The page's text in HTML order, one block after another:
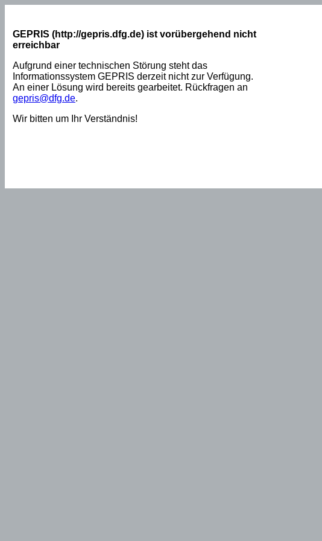
GEPRIS (http://gepris.dfg.de) ist vorübergehend nicht
erreichbar
Aufgrund einer technischen Störung steht das
Informationssystem GEPRIS derzeit nicht zur Verfügung.
An einer Lösung wird bereits gearbeitet. Rückfragen an
gepris@dfg.de.
Wir bitten um Ihr Verständnis!